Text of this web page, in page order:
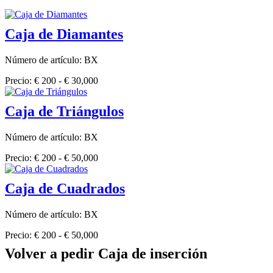
Caja de Diamantes
Número de artículo: BX
Precio: € 200 - € 30,000
Caja de Triángulos
Número de artículo: BX
Precio: € 200 - € 50,000
Caja de Cuadrados
Número de artículo: BX
Precio: € 200 - € 50,000
Volver a pedir Caja de inserción